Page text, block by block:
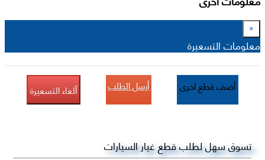
×
معلومات التسعيرة
أضف قطع اخرى أرسل الطلب ألغاء التسعيرة
تسوق سهل لطلب قطع غيار السيارات